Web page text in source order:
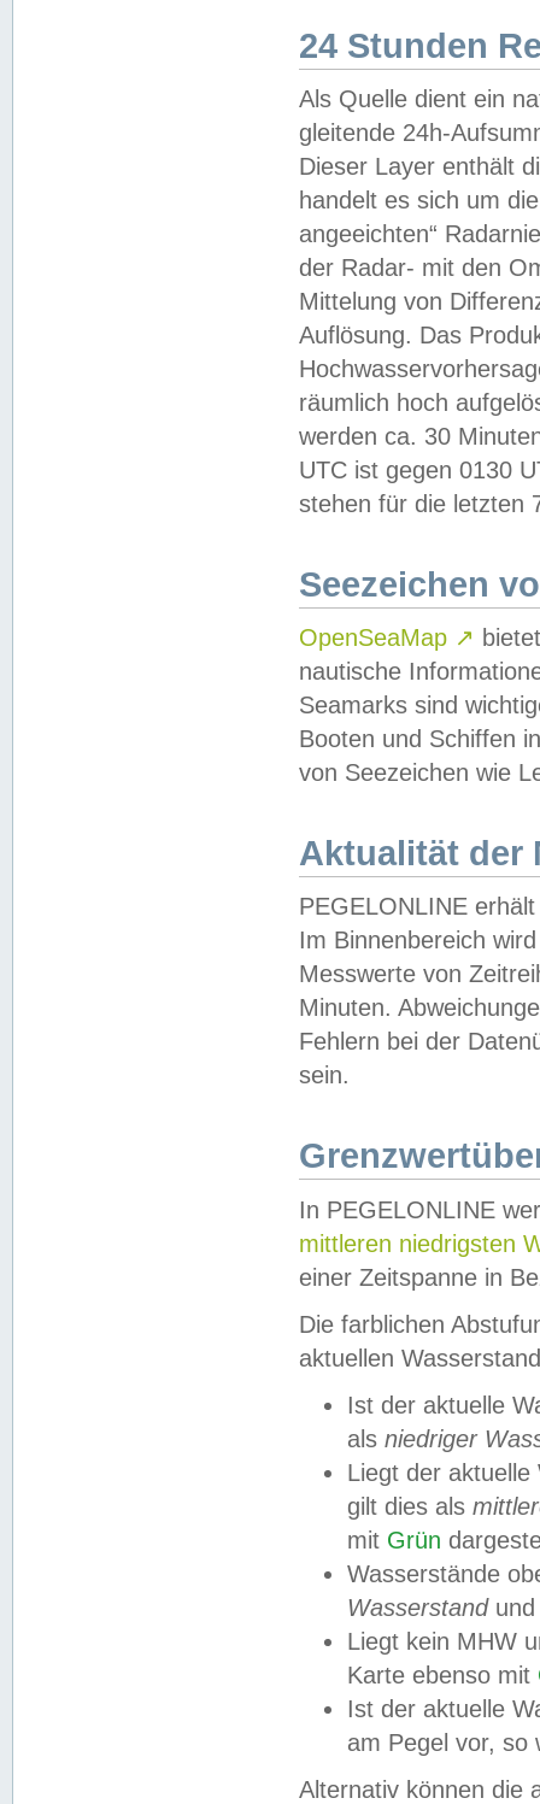
24 Stunden
Als Quelle dient ein
gleitende 24h-
Dieser Layer enthält
handelt es sich um
angeeichten“
der Radar- mit den
Mittelung von
Auflösung. Das
räumlich hoch
werden ca. 30
UTC ist gegen 0130
stehen für die letzten
Seezeichen
OpenSeaMap ↗
nautische
Seamarks sind
Booten und Schiffen
von Seezeichen wie
Aktualität der
PEGELONLINE
Im Binnenbereich
Messwerte von
Minuten.
Fehlern bei der
sein.
In PEGELONLINE
mittleren niedrigsten
einer Zeitspanne in
Die farblichen
aktuellen
Ist der aktuelle
als niedriger
Liegt der
gilt dies als
mit Grün
Wasserstände
Wasserstandund
Liegt kein MHW
Karte ebenso mit
Ist der aktuelle
am Pegel vor,
Alternativ können die